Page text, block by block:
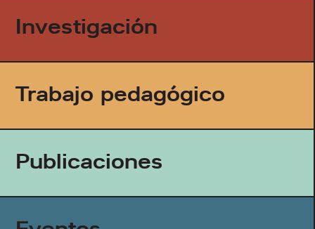
Investigación
Trabajo pedagógico
Publicaciones